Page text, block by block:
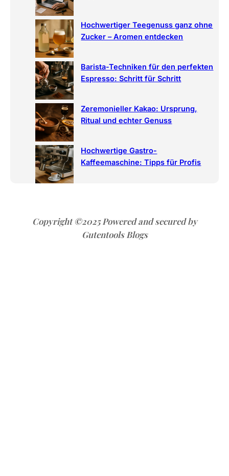
Hochwertiger Teegenuss ganz ohne
Zucker – Aromen entdecken
Barista-Techniken für den perfekten
Espresso: Schritt für Schritt
Zeremonieller Kakao: Ursprung,
Ritual und echter Genuss
Hochwertige Gastro-
Kaffeemaschine: Tipps für Profis
Copyright ©2025 Powered and secured by
Gutentools Blogs